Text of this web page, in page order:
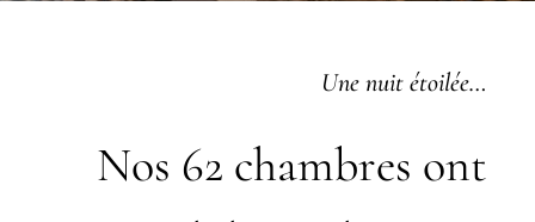
Une nuit étoilée…
Nos 62 chambres ont